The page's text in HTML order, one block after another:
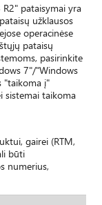
pataisymai yra
užklausos
operacinėse
pataisų
pasirinkite
7"/"Windows
"taikoma į"
sistemai taikoma
gairei (RTM,
būti
numerius,